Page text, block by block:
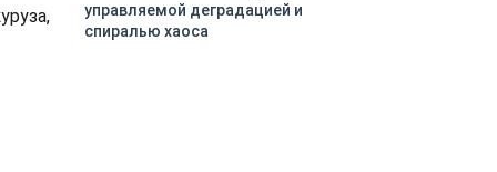
управляемой деградацией и
спиралью хаоса